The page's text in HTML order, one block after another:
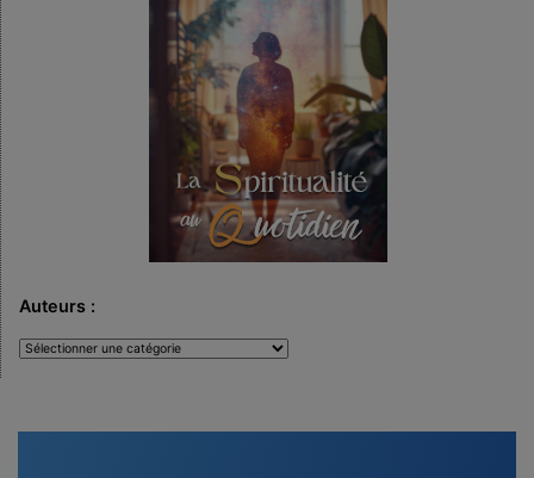
Auteurs :
Auteurs
: